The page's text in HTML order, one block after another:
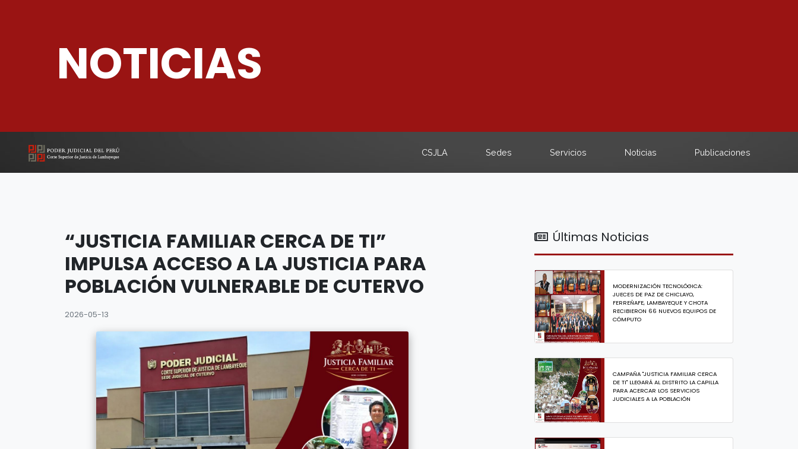
NOTICIAS
CSJLA Sedes Servicios Noticias Publicaciones
“JUSTICIA FAMILIAR CERCA DE TI”
IMPULSA ACCESO A LA JUSTICIA PARA
POBLACIÓN VULNERABLE DE CUTERVO
2026-05-13
Últimas Noticias
MODERNIZACIÓN TECNOLÓGICA:
JUECES DE PAZ DE CHICLAYO,
FERREÑAFE, LAMBAYEQUE Y CHOTA
RECIBIERON 66 NUEVOS EQUIPOS DE
CÓMPUTO
CAMPAÑA "JUSTICIA FAMILIAR CERCA
DE TI" LLEGARÁ AL DISTRITO LA CAPILLA
PARA ACERCAR LOS SERVICIOS
JUDICIALES A LA POBLACIÓN